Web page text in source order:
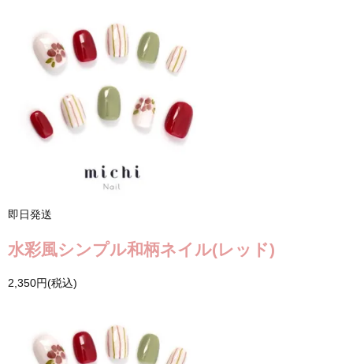
即日発送
水彩風シンプル和柄ネイル(レッド)
2,350円(税込)